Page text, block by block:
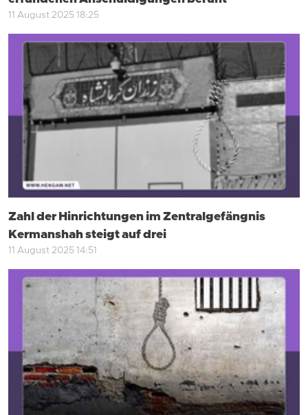
11 August 2025 18:25
Zahl der Hinrichtungen im Zentralgefängnis
Kermanshah steigt auf drei
11 August 2025 14:51